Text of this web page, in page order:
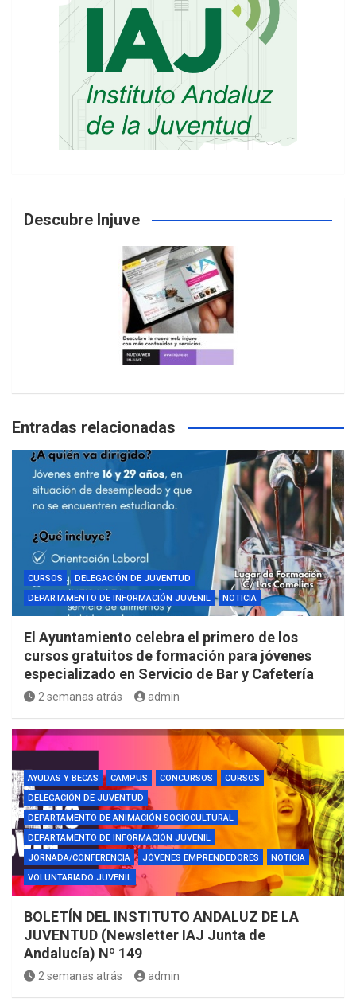
Descubre Injuve
Entradas relacionadas
CURSOS
DELEGACIÓN DE JUVENTUD
DEPARTAMENTO DE INFORMACIÓN JUVENIL
NOTICIA
El Ayuntamiento celebra el primero de los
cursos gratuitos de formación para jóvenes
especializado en Servicio de Bar y Cafetería
2 semanas atrás admin
AYUDAS Y BECAS CAMPUS CONCURSOS
CURSOS
DELEGACIÓN DE JUVENTUD
DEPARTAMENTO DE ANIMACIÓN SOCIOCULTURAL
DEPARTAMENTO DE INFORMACIÓN JUVENIL
JORNADA/CONFERENCIA
JÓVENES EMPRENDEDORES
NOTICIA
VOLUNTARIADO JUVENIL
BOLETÍN DEL INSTITUTO ANDALUZ DE LA
JUVENTUD (Newsletter IAJ Junta de
Andalucía) Nº 149
2 semanas atrás admin